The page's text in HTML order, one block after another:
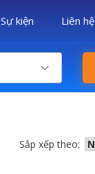
Sự kiện Liên hệ
Sắp xếp theo: